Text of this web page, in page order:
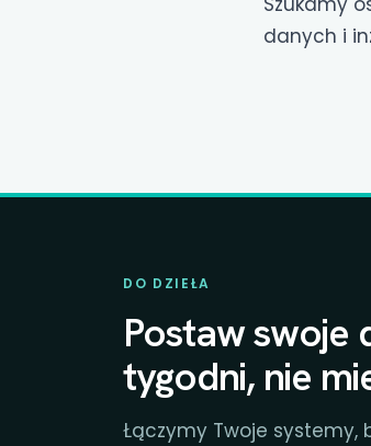
danych i
DO DZIEŁA
Postaw
tygodni, nie
Łączymy Twoje systemy,